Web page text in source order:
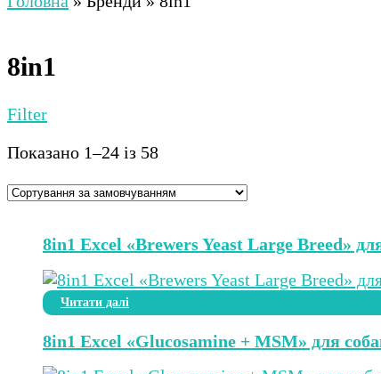
8in1
Filter
Показано 1–24 із 58
8in1 Excel «Brewers Yeast Large Breed»
Читати далі
8in1 Excel «Glucosamine + MSM» для